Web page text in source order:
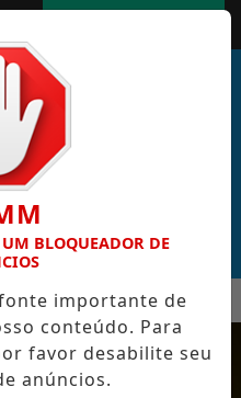
DO GOL MAIS BONITO DA
MENU
UM BLOQUEADOR DE
importante de
conteúdo. Para
favor desabilite seu
anúncios.